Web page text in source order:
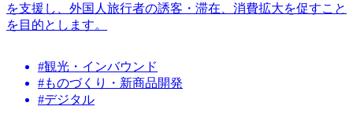
を支援し、外国人旅行者の誘客・滞在、消費拡大を促すこと
を目的とします。
#観光・インバウンド
#ものづくり・新商品開発
#デジタル